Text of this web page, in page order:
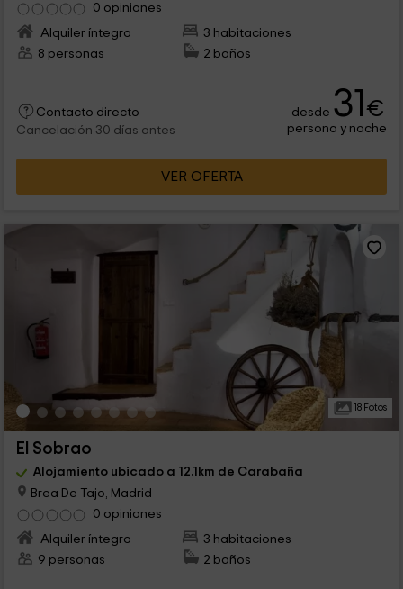
0 opiniones
Alquiler íntegro
3 habitaciones
8 personas
2 baños
Contacto directo
Cancelación 30 días antes
desde 31€
persona y noche
VER OFERTA
18 Fotos
El Sobrao
Alojamiento ubicado a 12.1km de Carabaña
Brea De Tajo, Madrid
0 opiniones
Alquiler íntegro
3 habitaciones
9 personas
2 baños